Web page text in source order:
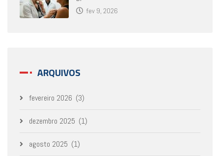
fev 9, 2026
ARQUIVOS
fevereiro 2026 (3)
dezembro 2025 (1)
agosto 2025 (1)